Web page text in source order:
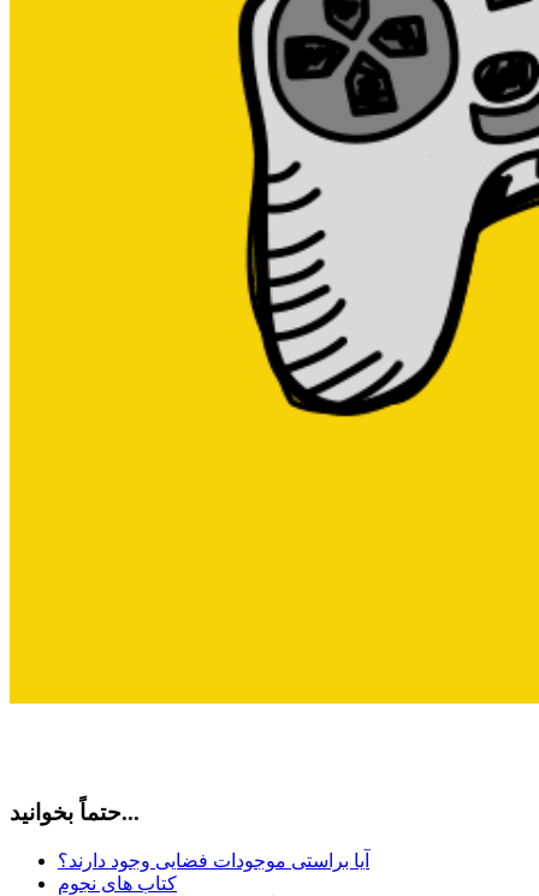
حتماً بخوانید...
آیا براستی موجودات فضایی وجود دارند؟
کتاب های نجوم